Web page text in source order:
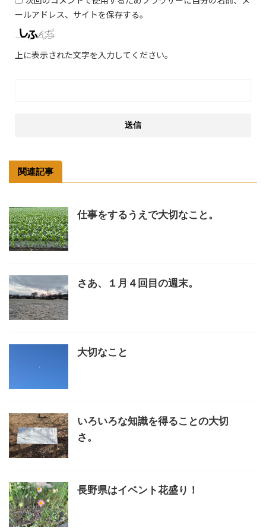
ールアドレス、サイトを保存する。
上に表示された文字を入力してください。
関連記事
仕事をするうえで大切なこと。
さあ、１月４回目の週末。
大切なこと
いろいろな知識を得ることの大切
さ。
長野県はイベント花盛り！